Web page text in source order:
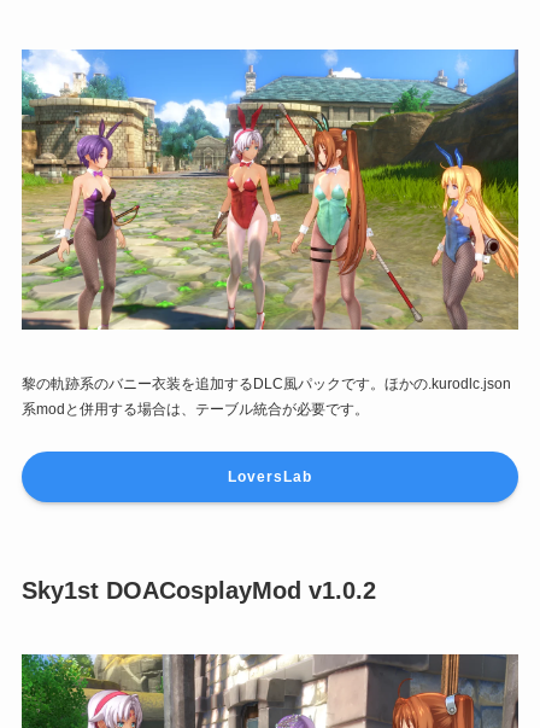
黎の軌跡系のバニー衣装を追加するDLC風パックです。ほかの.kurodlc.json
系modと併用する場合は、テーブル統合が必要です。
LoversLab
Sky1st DOACosplayMod v1.0.2